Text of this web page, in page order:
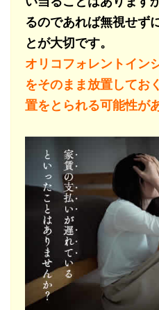
るのであれば無視せず
とが大切です。
オリコフォレントイン
をそのまま放置してお
置をとられる可能性が